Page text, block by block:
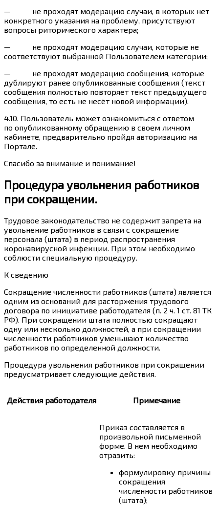
— не проходят модерацию случаи, в которых нет
конкретного указания на проблему, присутствуют
вопросы риторического характера;
— не проходят модерацию случаи, которые не
соответствуют выбранной Пользователем категории;
— не проходят модерацию сообщения, которые
дублируют ранее опубликованные сообщения (текст
сообщения полностью повторяет текст предыдущего
сообщения, то есть не несёт новой информации).
4.10. Пользователь может ознакомиться с ответом
по опубликованному обращению в своем личном
кабинете, предварительно пройдя авторизацию на
Портале.
Спасибо за внимание и понимание!
Процедура увольнения работников
при сокращении.
Трудовое законодательство не содержит запрета на
увольнение работников в связи с сокращение
персонала (штата) в период распространения
коронавирусной инфекции. При этом необходимо
соблюсти специальную процедуру.
К сведению
Сокращение численности работников (штата) является
одним из оснований для расторжения трудового
договора по инициативе работодателя (п. 2 ч. 1 ст. 81 ТК
РФ). При сокращении штата полностью сокращают
одну или несколько должностей, а при сокращении
численности работников уменьшают количество
работников по определенной должности.
Процедура увольнения работников при сокращении
предусматривает следующие действия.
Действия работодателя Примечание
Приказ составляется в
произвольной письменной
форме. В нем необходимо
отразить:
формулировку причины
сокращения
численности работников
(штата);